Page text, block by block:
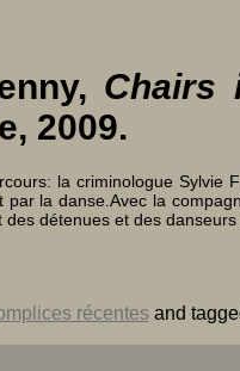
Chairs
2009.
la criminologue Sylvie
par la danse.Avec la
détenues et des danseurs
récentesand